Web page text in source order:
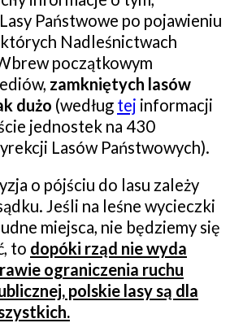
Państwowe po pojawieniu
Nadleśnictwach
początkowym
zamkniętych lasów
dużo (według tej informacji
jednostek na 430
Lasów Państwowych).
o pójściu do lasu zależy
Jeśli na leśne wycieczki
miejsca, nie będziemy się
to dopóki rząd nie wyda
ograniczenia ruchu
polskie lasy są dla